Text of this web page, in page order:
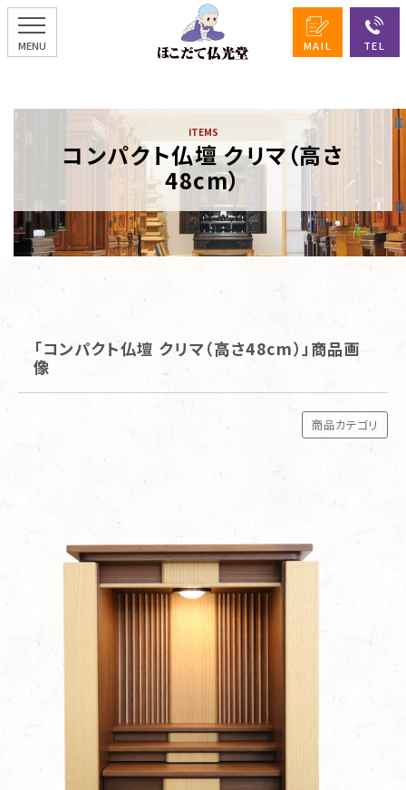
コンパクト仏壇 クリマ（高さ
48cm）
「コンパクト仏壇 クリマ（高さ48cm）」商品画
像
商品カテゴリ